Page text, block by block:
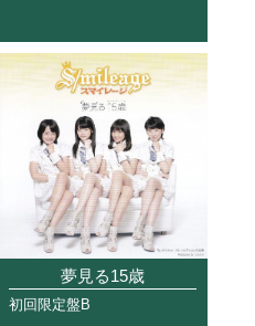
夢見る15歳
初回限定盤B